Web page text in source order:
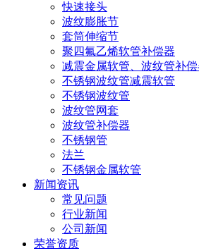
快速接头
波纹膨胀节
套筒伸缩节
聚四氟乙烯软管补偿器
减震金属软管、波纹管补偿
不锈钢波纹管减震软管
不锈钢波纹管
波纹管网套
波纹管补偿器
不锈钢管
法兰
不锈钢金属软管
新闻资讯
常见问题
行业新闻
公司新闻
荣誉资质